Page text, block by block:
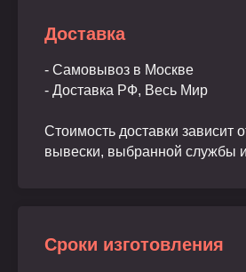
Доставка
- Самовывоз в Москве
- Доставка РФ, Весь Мир
Стоимость доставки зависит
вывески, выбранной службы
Сроки изготовления